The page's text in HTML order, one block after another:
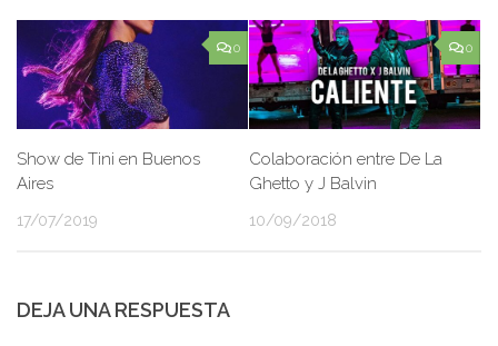
0
Show de Tini en Buenos
Aires
17/07/2019
0
Colaboración entre De La
Ghetto y J Balvin
10/09/2018
DEJA UNA RESPUESTA